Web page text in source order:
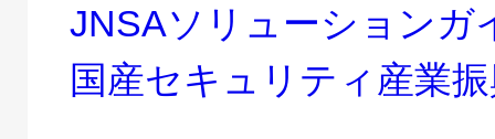
JNSAソリューションガ
国産セキュリティ産業